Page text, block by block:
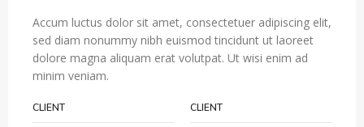
Accum luctus dolor sit amet, consectetuer adipiscing elit,
sed diam nonummy nibh euismod tincidunt ut laoreet
dolore magna aliquam erat volutpat. Ut wisi enim ad
minim veniam.
CLIENT CLIENT